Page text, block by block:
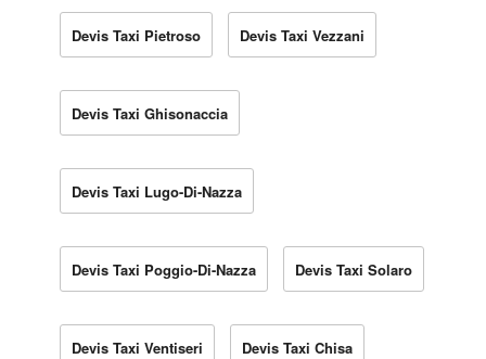
Devis Taxi Pietroso Devis Taxi Vezzani
Devis Taxi Ghisonaccia
Devis Taxi Lugo-Di-Nazza
Devis Taxi Poggio-Di-Nazza Devis Taxi Solaro
Devis Taxi Ventiseri Devis Taxi Chisa